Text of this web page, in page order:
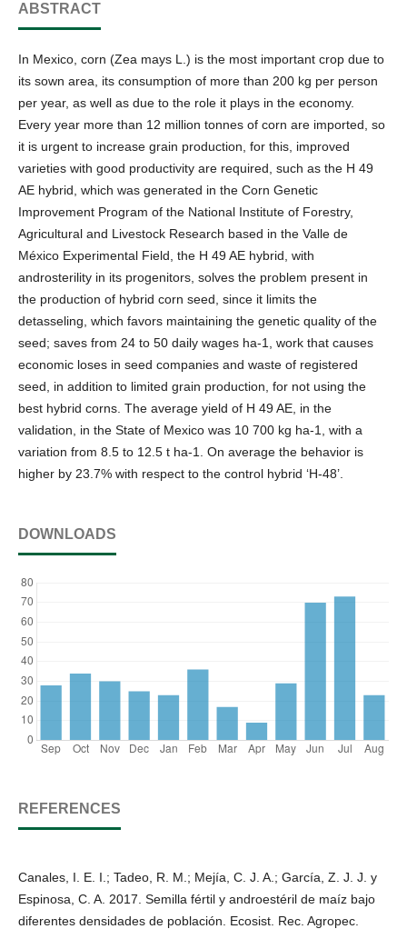
ABSTRACT
In Mexico, corn (Zea mays L.) is the most important crop due to
its sown area, its consumption of more than 200 kg per person
per year, as well as due to the role it plays in the economy.
Every year more than 12 million tonnes of corn are imported, so
it is urgent to increase grain production, for this, improved
varieties with good productivity are required, such as the H 49
AE hybrid, which was generated in the Corn Genetic
Improvement Program of the National Institute of Forestry,
Agricultural and Livestock Research based in the Valle de
México Experimental Field, the H 49 AE hybrid, with
androsterility in its progenitors, solves the problem present in
the production of hybrid corn seed, since it limits the
detasseling, which favors maintaining the genetic quality of the
seed; saves from 24 to 50 daily wages ha-1, work that causes
economic loses in seed companies and waste of registered
seed, in addition to limited grain production, for not using the
best hybrid corns. The average yield of H 49 AE, in the
validation, in the State of Mexico was 10 700 kg ha-1, with a
variation from 8.5 to 12.5 t ha-1. On average the behavior is
higher by 23.7% with respect to the control hybrid ‘H-48’.
DOWNLOADS
REFERENCES
Canales, I. E. I.; Tadeo, R. M.; Mejía, C. J. A.; García, Z. J. J. y
Espinosa, C. A. 2017. Semilla fértil y androestéril de maíz bajo
diferentes densidades de población. Ecosist. Rec. Agropec.